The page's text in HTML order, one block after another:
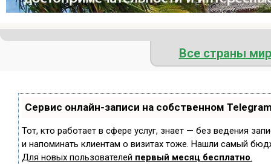
Все страны
Сервис онлайн-записи на собственном
Тот, кто работает в сфере услуг, знает — без ведения
и напоминать клиентам о визитах тоже. Нашли самый
Для новых пользователей первый месяц бесплатно.